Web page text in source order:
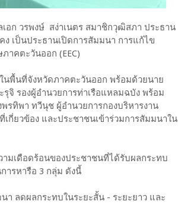
อก วรพงษ์ สง่าเนตร สมาชิกวุฒิสภา ประธาน
เป็นประธานเปิดการสัมมนา การแก้ไข
าคตะวันออก (EEC)
พื้นที่จังหวัดภาคตะวันออก พร้อมด้วยนาย
จิ รองผู้อำนวยการท่าเรือแหลมฉบัง พร้อม
รทิพา ทวีนุช ผู้อำนวยการกองบริหารงาน
กี่ยวข้อง และประชาชนเข้าร่วมการสัมมนาใน
มเดือดร้อนของประชาชนที่ได้รับผลกระทบ
ารหารือ 3 กลุ่ม ดังนี้
า ลดผลกระทบในระยะสั้น - ระยะยาว และ